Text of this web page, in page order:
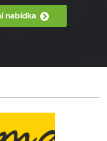
nabídka